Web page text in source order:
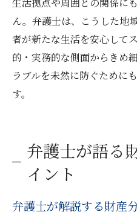
ん。弁護士は、こうした地
者が新たな生活を安心して
的・実務的な側面からきめ
ラブルを未然に防ぐために
す。
弁護士が語る
イント
弁護士が解説する財産